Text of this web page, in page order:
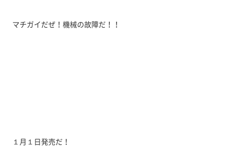
マチガイだぜ！機械の故障だ！！
１月１日発売だ！